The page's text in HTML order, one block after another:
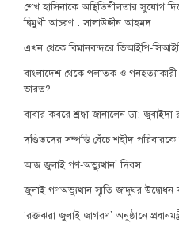
শেখ হাসিনাকে অস্থিতিশীলতার সুযোগ
দ্বিমুখী আচরণ : সালাউদ্দীন আহমদ
এখন থেকে বিমানবন্দরে ভিআইপি-
বাংলাদেশ থেকে পলাতক ও
ভারত?
বাবার কবরে শ্রদ্ধা জানালেন ডা: জুবাইদা
দণ্ডিতদের সম্পত্তি বেঁচে শহীদ
আজ জুলাই গণ-অভ্যুত্থান’ দিবস
জুলাই গণঅভ্যুত্থান স্মৃতি জাদুঘর উদ্বোধন
‘রক্তঝরা জুলাই জাগরণ’ অনুষ্ঠানে